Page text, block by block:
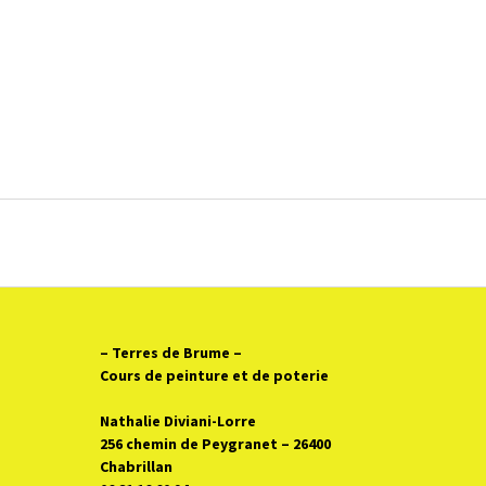
– Terres de Brume –
Cours de peinture et de poterie
Nathalie Diviani-Lorre
256 chemin de Peygranet – 26400
Chabrillan